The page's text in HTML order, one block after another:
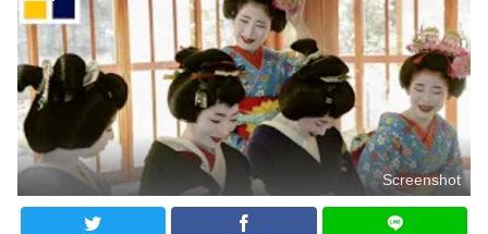
Screenshot